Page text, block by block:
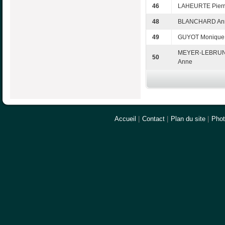
46 LAHEURTE
48 BLANCHARD
49 GUYOT Monique
50
MEYER-
Anne
Accueil Contact Plan du site